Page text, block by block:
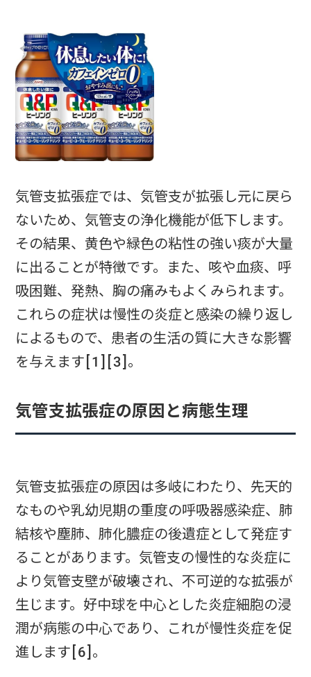
気管支拡張症では、気管支が拡張し元に戻ら
ないため、気管支の浄化機能が低下します。
その結果、黄色や緑色の粘性の強い痰が大量
に出ることが特徴です。また、咳や血痰、呼
吸困難、発熱、胸の痛みもよくみられます。
これらの症状は慢性の炎症と感染の繰り返し
によるもので、患者の生活の質に大きな影響
を与えます[1][3]。
気管支拡張症の原因と病態生理
気管支拡張症の原因は多岐にわたり、先天的
なものや乳幼児期の重度の呼吸器感染症、肺
結核や塵肺、肺化膿症の後遺症として発症す
ることがあります。気管支の慢性的な炎症に
より気管支壁が破壊され、不可逆的な拡張が
生じます。好中球を中心とした炎症細胞の浸
潤が病態の中心であり、これが慢性炎症を促
進します[6]。